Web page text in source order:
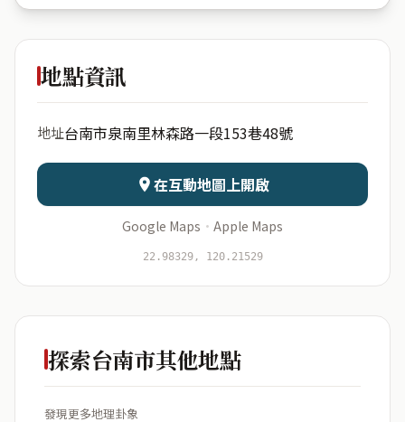
澄品觀邸
日期 出生時辰
資料僅用於即時分析，不會儲存於伺服器
地點資訊
地址台南市泉南里林森路一段153巷48號
在互動地圖上開啟
Google Maps · Apple Maps
22.98329, 120.21529
探索台南市其他地點
發現更多地理卦象